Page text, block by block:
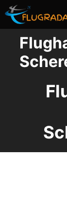
Zum
Inhalt
springen